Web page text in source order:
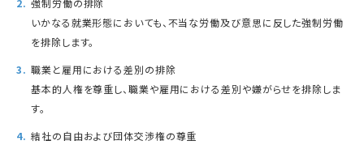
強制労働の排除
いかなる就業形態においても、不当な労働及び意思に反した強制労働
を排除します。
職業と雇用における差別の排除
基本的人権を尊重し、職業や雇用における差別や嫌がらせを排除しま
す。
結社の自由および団体交渉権の尊重